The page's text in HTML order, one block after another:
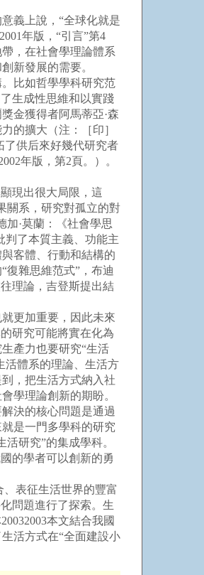
義上說，“全球化就是
年版，“引言”第4
，在社會學理論體系
新發展的需要。
比如哲學學科研究范
生成性思維和以實踐
金獲得者阿馬蒂亞·森
的擴大（注：［印］
了供后來好幾代研究者
年版，第2頁。）。
現出很大局限，這
關系，研究對孤立的對
·莫蘭：《社會學思
判了本質主義、功能主
客體、行動和結構的
復雜思維范式”，布迪
理論，吉登斯提出結
更加重要，因此未來
研究可能將實在化為
產力也要研究“生活
活體系的理論、生活方
，把生活方式納入社
學理論創新的期盼。
決的核心問題是通過
是一門多學科的研究
研究”的集成學科。
的學者可以創新的勇
表征生活世界的豐富
問題進行了探索。生
本文結合我國
活方式在“全面建設小